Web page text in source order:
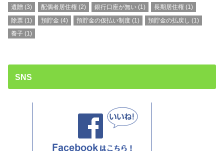
遺贈 (3) 配偶者居住権(2) 銀行口座が無い(1) 長期居住権 (1)
除票 (1) 預貯金 (4) 預貯金の仮払い制度(1) 預貯金の払戻し (1)
養子 (1)
SNS